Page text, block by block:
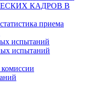
КАДРОВ В
приема
испытаний
испытаний